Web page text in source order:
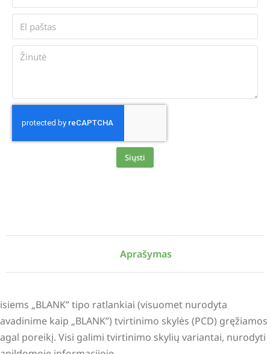
Siųsti
Aprašymas
„BLANK” tipo ratlankiai (visuomet nurodyta
kaip „BLANK”) tvirtinimo skylės (PCD) gręžiamos
poreikį. Visi galimi tvirtinimo skylių variantai, nurodyti